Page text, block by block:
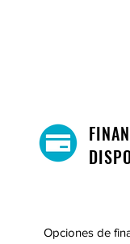
Opciones de